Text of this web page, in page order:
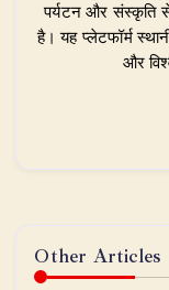
पर्यटन और संस्कृति
है। यह प्लेटफॉर्म
और
Other Articles